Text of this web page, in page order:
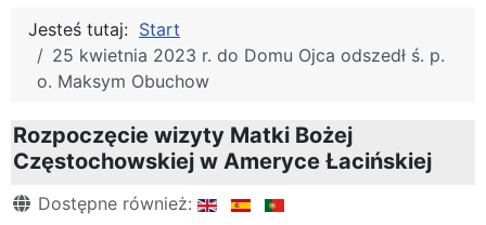
Jesteś tutaj: Start
25 kwietnia 2023 r. do Domu Ojca odszedł ś. p.
o. Maksym Obuchow
Rozpoczęcie wizyty Matki Bożej
Częstochowskiej w Ameryce Łacińskiej
Szczegóły
Dostępne również: